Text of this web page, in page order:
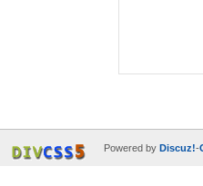
Powered by Discuz!-